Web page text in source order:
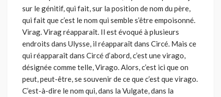
sur le génitif, qui fait, sur la position de nom du père,
qui fait que c’est le nom qui semble s’être empoisonné.
Virag. Virag réapparaît. Il est évoqué à plusieurs
endroits dans Ulysse, il réapparaît dans Circé. Mais ce
qui réapparaît dans Circé d’abord, c’est une virago,
désignée comme telle, Virago. Alors, c’est ici que on
peut, peut-être, se souvenir de ce que c’est que virago.
C’est-à-dire le nom qui, dans la Vulgate, dans la